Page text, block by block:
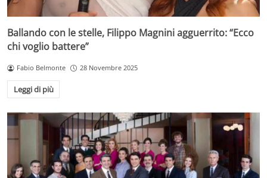
Ballando con le stelle, Filippo Magnini agguerrito: “Ecco
chi voglio battere”
Fabio Belmonte 28 Novembre 2025
Leggi di più